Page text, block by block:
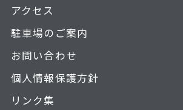
アクセス
駐車場のご案内
お問い合わせ
個人情報保護方針
リンク集